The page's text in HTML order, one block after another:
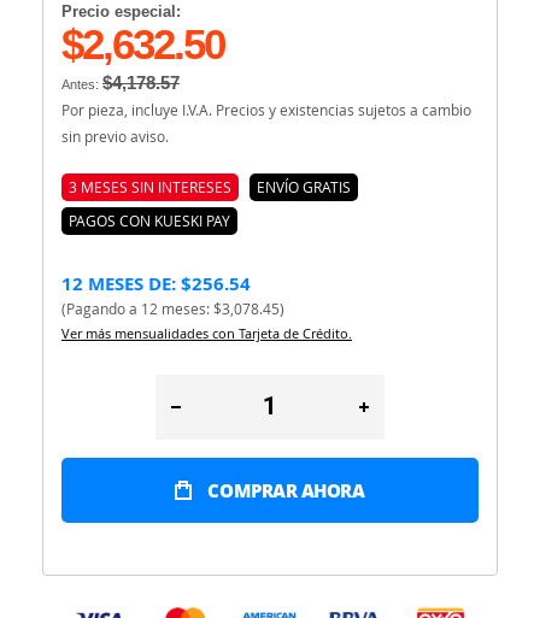
Precio especial:
$2,632.50
Antes: $4,178.57
Por pieza, incluye I.V.A. Precios y existencias sujetos a cambio
sin previo aviso.
3 MESES SIN INTERESES
ENVÍO GRATIS
PAGOS CON KUESKI PAY
12 MESES DE: $256.54
(Pagando a 12 meses: $3,078.45)
Ver más mensualidades con Tarjeta de Crédito.
COMPRAR AHORA